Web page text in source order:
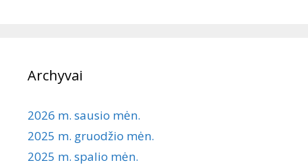
Archyvai
2026 m. sausio mėn.
2025 m. gruodžio mėn.
2025 m. spalio mėn.